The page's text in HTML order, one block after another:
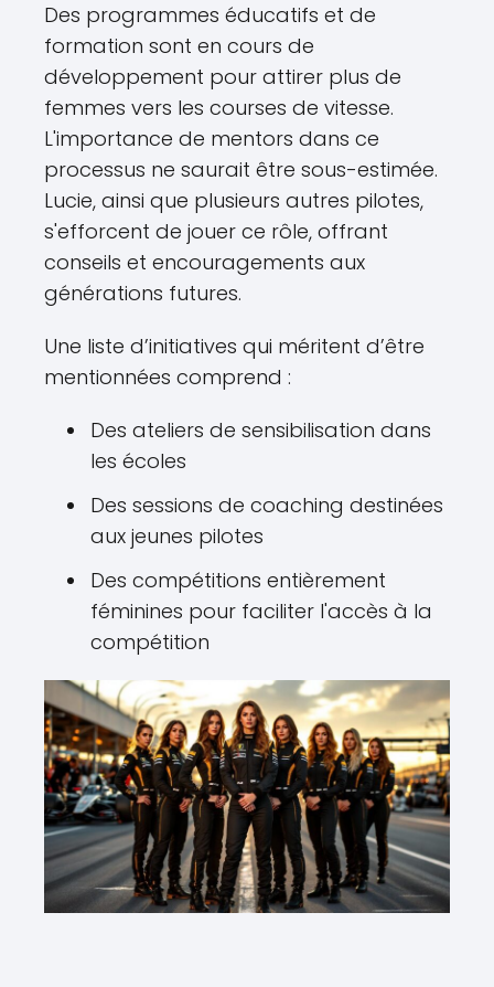
Des programmes éducatifs et de
formation sont en cours de
développement pour attirer plus de
femmes vers les courses de vitesse.
L'importance de mentors dans ce
processus ne saurait être sous-estimée.
Lucie, ainsi que plusieurs autres pilotes,
s'efforcent de jouer ce rôle, offrant
conseils et encouragements aux
générations futures.
Une liste d’initiatives qui méritent d’être
mentionnées comprend :
Des ateliers de sensibilisation dans
les écoles
Des sessions de coaching destinées
aux jeunes pilotes
Des compétitions entièrement
féminines pour faciliter l'accès à la
compétition